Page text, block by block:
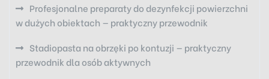
Profesjonalne preparaty do dezynfekcji powierzchni
w dużych obiektach — praktyczny przewodnik
Stadiopasta na obrzęki po kontuzji — praktyczny
przewodnik dla osób aktywnych